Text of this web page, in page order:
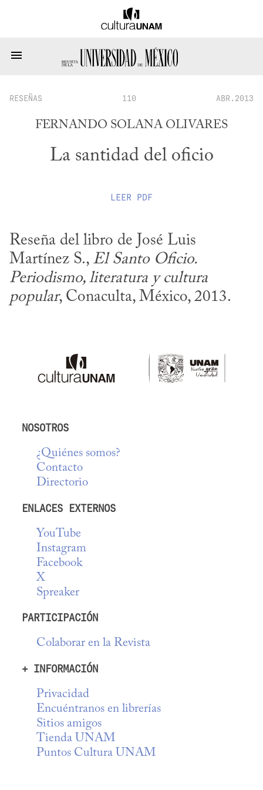
RESEÑAS 110 ABR.2013
FERNANDO SOLANA OLIVARES
La santidad del oficio
LEER PDF
Reseña del libro de José Luis
Martínez S., El Santo Oficio.
Periodismo, literatura y cultura
popular, Conaculta, México, 2013.
NOSOTROS
¿Quiénes somos?
Contacto
Directorio
ENLACES EXTERNOS
YouTube
Instagram
Facebook
X
Spreaker
PARTICIPACIÓN
Colaborar en la Revista
+ INFORMACIÓN
Privacidad
Encuéntranos en librerías
Sitios amigos
Tienda UNAM
Puntos Cultura UNAM